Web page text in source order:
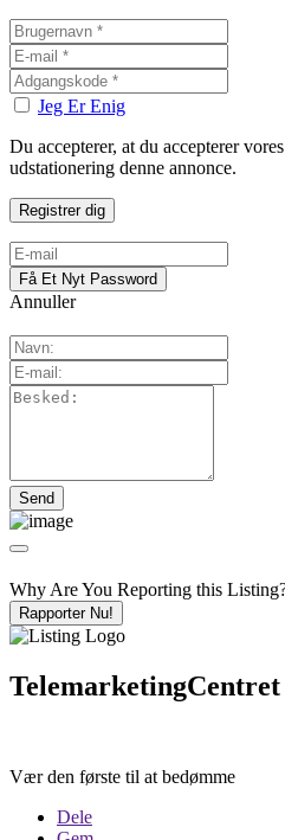
Jeg Er Enig
Du accepterer, at du accepterer
udstationering denne annonce.
Annuller
Why Are You Reporting this
Rapporter Nu!
TelemarketingCentret
Vær den første til at bedømme
Dele